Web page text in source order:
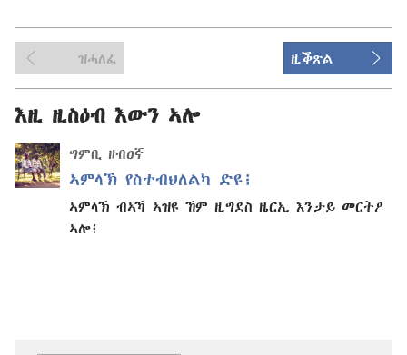
ዝሓለፈ ዚቕጽል
እዚ ዚስዕብ እውን ኣሎ
ግምቢ ዘብዐኛ
ኣምላኽ የስተብህለልካ ድዩ፧
ኣምላኽ ብኣኻ ኣዝዩ ኸም ዚግደስ ዜርኢ እንታይ መርትዖ
ኣሎ፧